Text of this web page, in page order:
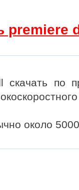
premiere
скачать по
около